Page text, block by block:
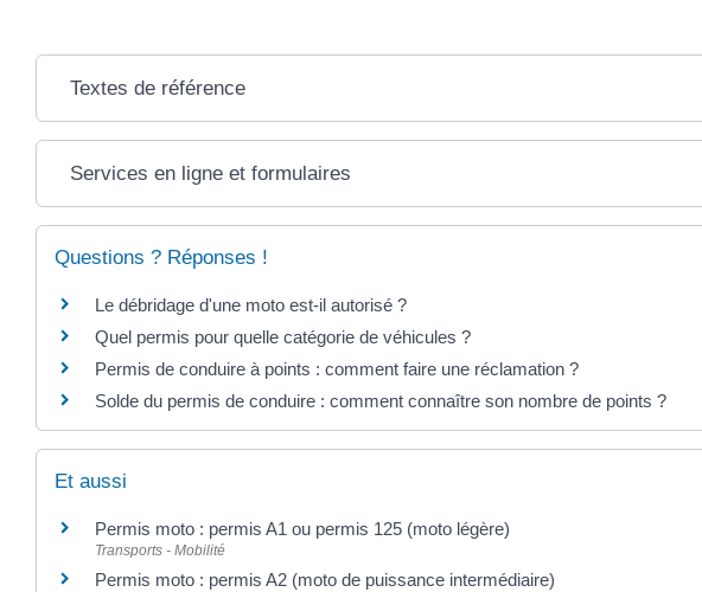
Textes de référence
Services en ligne et formulaires
Questions ? Réponses !
Le débridage d'une moto est-il autorisé ?
Quel permis pour quelle catégorie de véhicules ?
Permis de conduire à points : comment faire une réclamation ?
Solde du permis de conduire : comment connaître son nombre de points ?
Et aussi
Permis moto : permis A1 ou permis 125 (moto légère)
Transports - Mobilité
Permis moto : permis A2 (moto de puissance intermédiaire)